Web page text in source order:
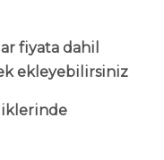
fiyata dahil
ekleyebilirsiniz